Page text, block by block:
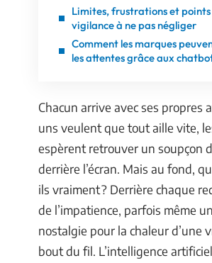
Limites, frustrations et
vigilance à ne pas négliger
Comment les marques
les attentes grâce aux
Chacun arrive avec ses propres
uns veulent que tout aille vite,
espèrent retrouver un soupçon
derrière l’écran. Mais au fond,
ils vraiment ? Derrière chaque
de l’impatience, parfois même
nostalgie pour la chaleur d’une
bout du fil. L’intelligence